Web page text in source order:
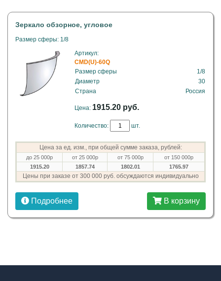
Зеркало обзорное, угловое
Размер сферы: 1/8
Артикул:
CMD(U)-60Q
Размер сферы
1/8
Диаметр
30
Страна
Россия
Цена: 1915.20 руб.
Количество: шт.
Цена за ед. изм., при общей сумме заказа, рублей:
до 25 000р от 25 000р от 75 000р
от 150 000р
1915.20
1857.74 1802.01 1765.97
Цены при заказе от 300 000 руб. обсуждаются индивидуально
Подробнее В корзину